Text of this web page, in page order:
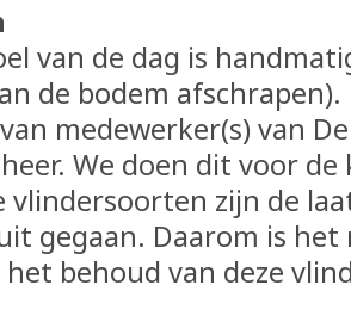
van de dag is
de bodem
medewerker(s) van
We doen dit voor
vlindersoorten zijn de
gegaan. Daarom is
behoud van deze